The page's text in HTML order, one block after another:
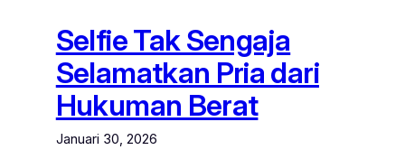
Selfie Tak Sengaja
Selamatkan Pria dari
Hukuman Berat
Januari 30, 2026